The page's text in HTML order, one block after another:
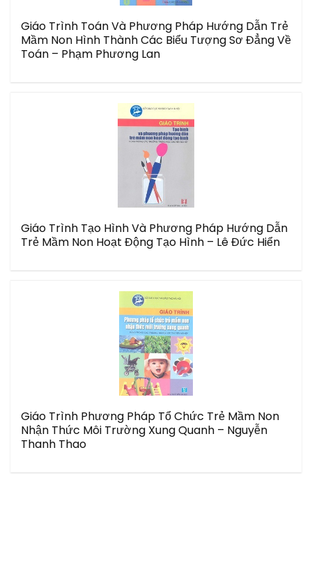
Giáo Trình Toán Và Phương Pháp Hướng Dẫn Trẻ
Mầm Non Hình Thành Các Biểu Tượng Sơ Đẳng Về
Toán – Phạm Phương Lan
Giáo Trình Tạo Hình Và Phương Pháp Hướng Dẫn
Trẻ Mầm Non Hoạt Động Tạo Hình – Lê Đức Hiển
Giáo Trình Phương Pháp Tổ Chức Trẻ Mầm Non
Nhận Thức Môi Trường Xung Quanh – Nguyễn
Thanh Thao